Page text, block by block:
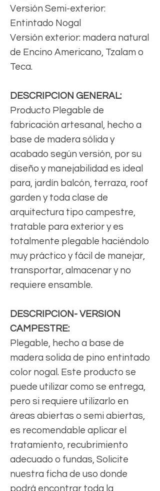
Versión Semi-exterior:
Entintado Nogal
Versión exterior: madera natural
de Encino Americano, Tzalam o
Teca.
DESCRIPCION GENERAL:
Producto Plegable de
fabricación artesanal, hecho a
base de madera sólida y
acabado según versión, por su
diseño y manejabilidad es ideal
para, jardín balcón, terraza, roof
garden y toda clase de
arquitectura tipo campestre,
tratable para exterior y es
totalmente plegable haciéndolo
muy práctico y fácil de manejar,
transportar, almacenar y no
requiere ensamble.
DESCRIPCION- VERSION
CAMPESTRE:
Plegable, hecho a base de
madera solida de pino entintado
color nogal. Este producto se
puede utilizar como se entrega,
pero si requiere utilizarlo en
áreas abiertas o semi abiertas,
es recomendable aplicar el
tratamiento, recubrimiento
adecuado o fundas, Solicite
nuestra ficha de uso donde
podrá encontrar toda la